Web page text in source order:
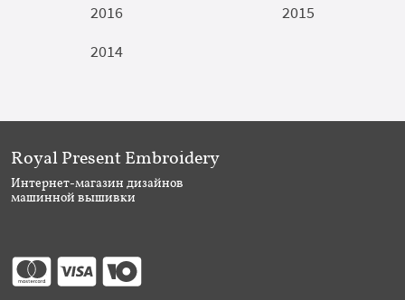
2016
2015
2014
Royal Present Embroidery
Интернет-магазин дизайнов
машинной вышивки